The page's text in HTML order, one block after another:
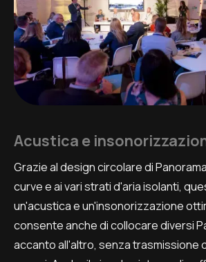
Acustica e
Grazie al design circolare di
curve e ai vari strati d'aria isolanti,
un'acustica e un'insonorizzazione
consente anche di collocare diversi
accanto all'altro, senza trasmissione